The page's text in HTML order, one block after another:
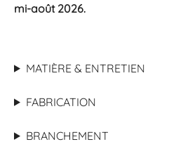
mi-août 2026.
MATIÈRE & ENTRETIEN
FABRICATION
BRANCHEMENT